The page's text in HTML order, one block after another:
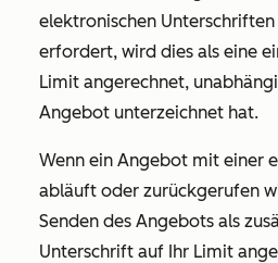
elektronischen
erfordert, wird dies als eine
Limit angerechnet,
Angebot unterzeichnet hat.
Wenn ein Angebot mit einer
abläuft oder zurückgerufen
Senden des Angebots als
Unterschrift auf Ihr Limit